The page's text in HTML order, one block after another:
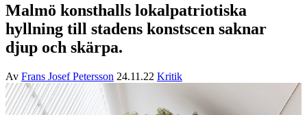
Malmö konsthalls lokalpatriotiska
hyllning till stadens konstscen saknar
djup och skärpa.
Av Frans Josef Petersson 24.11.22 Kritik